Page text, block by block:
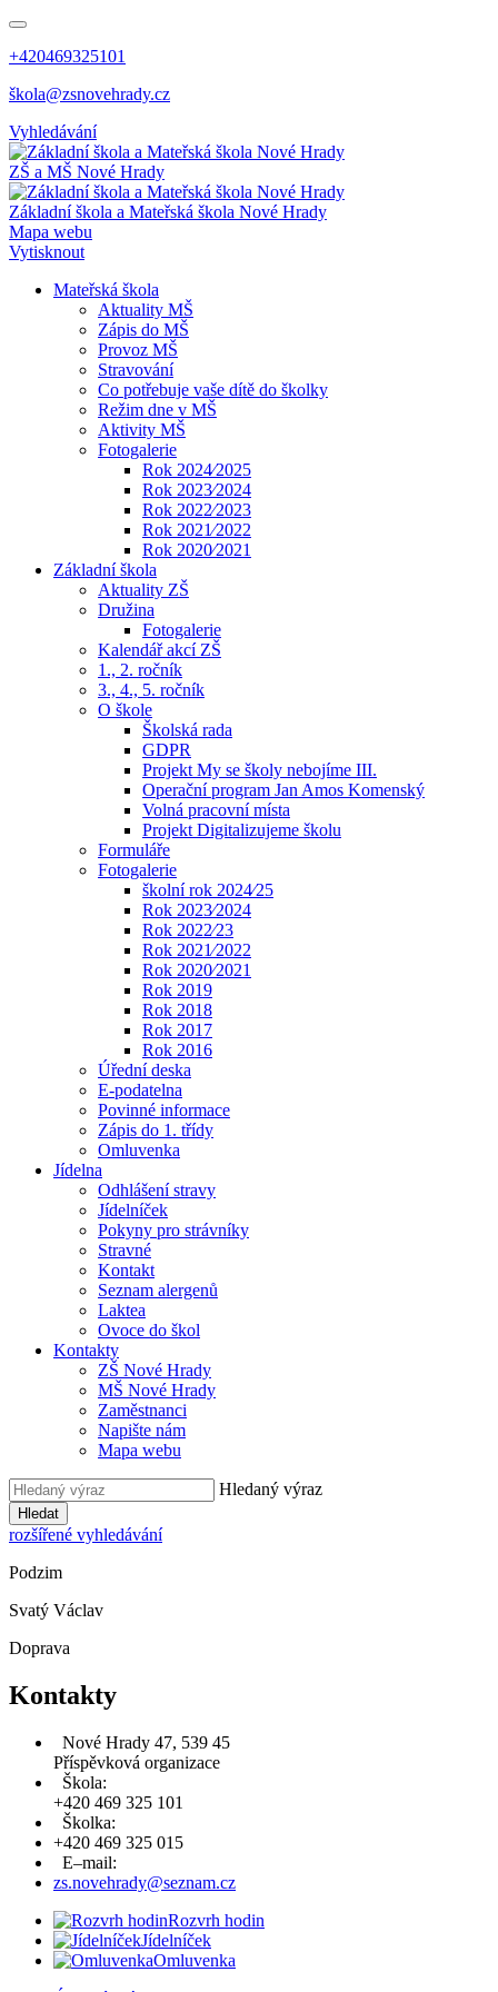
+420469325101
škola@zsnovehrady.cz
Vyhledávání
ZŠ a MŠ Nové Hrady
Základní škola a Mateřská škola Nové Hrady
Mapa webu
Vytisknout
Mateřská škola
Aktuality MŠ
Zápis do MŠ
Provoz MŠ
Stravování
Co potřebuje vaše dítě do školky
Režim dne v MŠ
Aktivity MŠ
Fotogalerie
Rok 2024⁄2025
Rok 2023⁄2024
Rok 2022⁄2023
Rok 2021⁄2022
Rok 2020⁄2021
Základní škola
Aktuality ZŠ
Družina
Fotogalerie
Kalendář akcí ZŠ
1., 2. ročník
3., 4., 5. ročník
O škole
Školská rada
GDPR
Projekt My se školy nebojíme III.
Operační program Jan Amos Komenský
Volná pracovní místa
Projekt Digitalizujeme školu
Formuláře
Fotogalerie
školní rok 2024⁄25
Rok 2023⁄2024
Rok 2022⁄23
Rok 2021⁄2022
Rok 2020⁄2021
Rok 2019
Rok 2018
Rok 2017
Rok 2016
Úřední deska
E-podatelna
Povinné informace
Zápis do 1. třídy
Omluvenka
Jídelna
Odhlášení stravy
Jídelníček
Pokyny pro strávníky
Stravné
Kontakt
Seznam alergenů
Laktea
Ovoce do škol
Kontakty
ZŠ Nové Hrady
MŠ Nové Hrady
Zaměstnanci
Napište nám
Mapa webu
Hledaný výraz
Hledat
rozšířené vyhledávání
Podzim
Svatý Václav
Doprava
Kontakty
Nové Hrady 47, 539 45
Příspěvková organizace
Škola:
+420 469 325 101
Školka:
+420 469 325 015
E–mail:
zs.novehrady@seznam.cz
Rozvrh hodin
Jídelníček
Omluvenka